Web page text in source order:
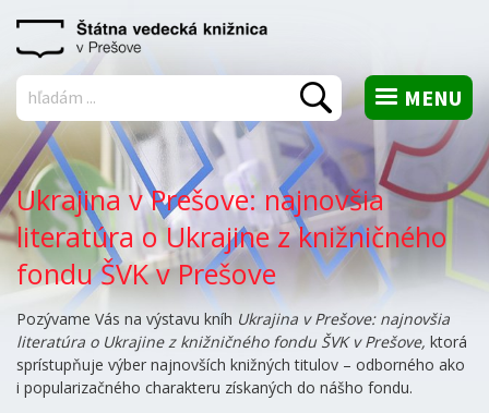
MENU
Vyhľadať
Ukrajina v Prešove: najnovšia
literatúra o Ukrajine z knižničného
fondu ŠVK v Prešove
Pozývame Vás na výstavu kníh Ukrajina v Prešove: najnovšia
literatúra o Ukrajine z knižničného fondu ŠVK v Prešove, ktorá
sprístupňuje výber najnovších knižných titulov – odborného ako
i popularizačného charakteru získaných do nášho fondu.